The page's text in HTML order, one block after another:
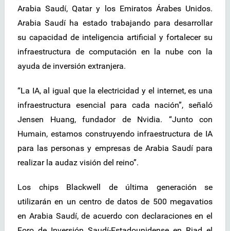
Arabia Saudí, Qatar y los Emiratos Árabes Unidos.
Arabia Saudí ha estado trabajando para desarrollar
su capacidad de inteligencia artificial y fortalecer su
infraestructura de computación en la nube con la
ayuda de inversión extranjera.
“La IA, al igual que la electricidad y el internet, es una
infraestructura esencial para cada nación”, señaló
Jensen Huang, fundador de Nvidia. “Junto con
Humain, estamos construyendo infraestructura de IA
para las personas y empresas de Arabia Saudí para
realizar la audaz visión del reino”.
Los chips Blackwell de última generación se
utilizarán en un centro de datos de 500 megavatios
en Arabia Saudí, de acuerdo con declaraciones en el